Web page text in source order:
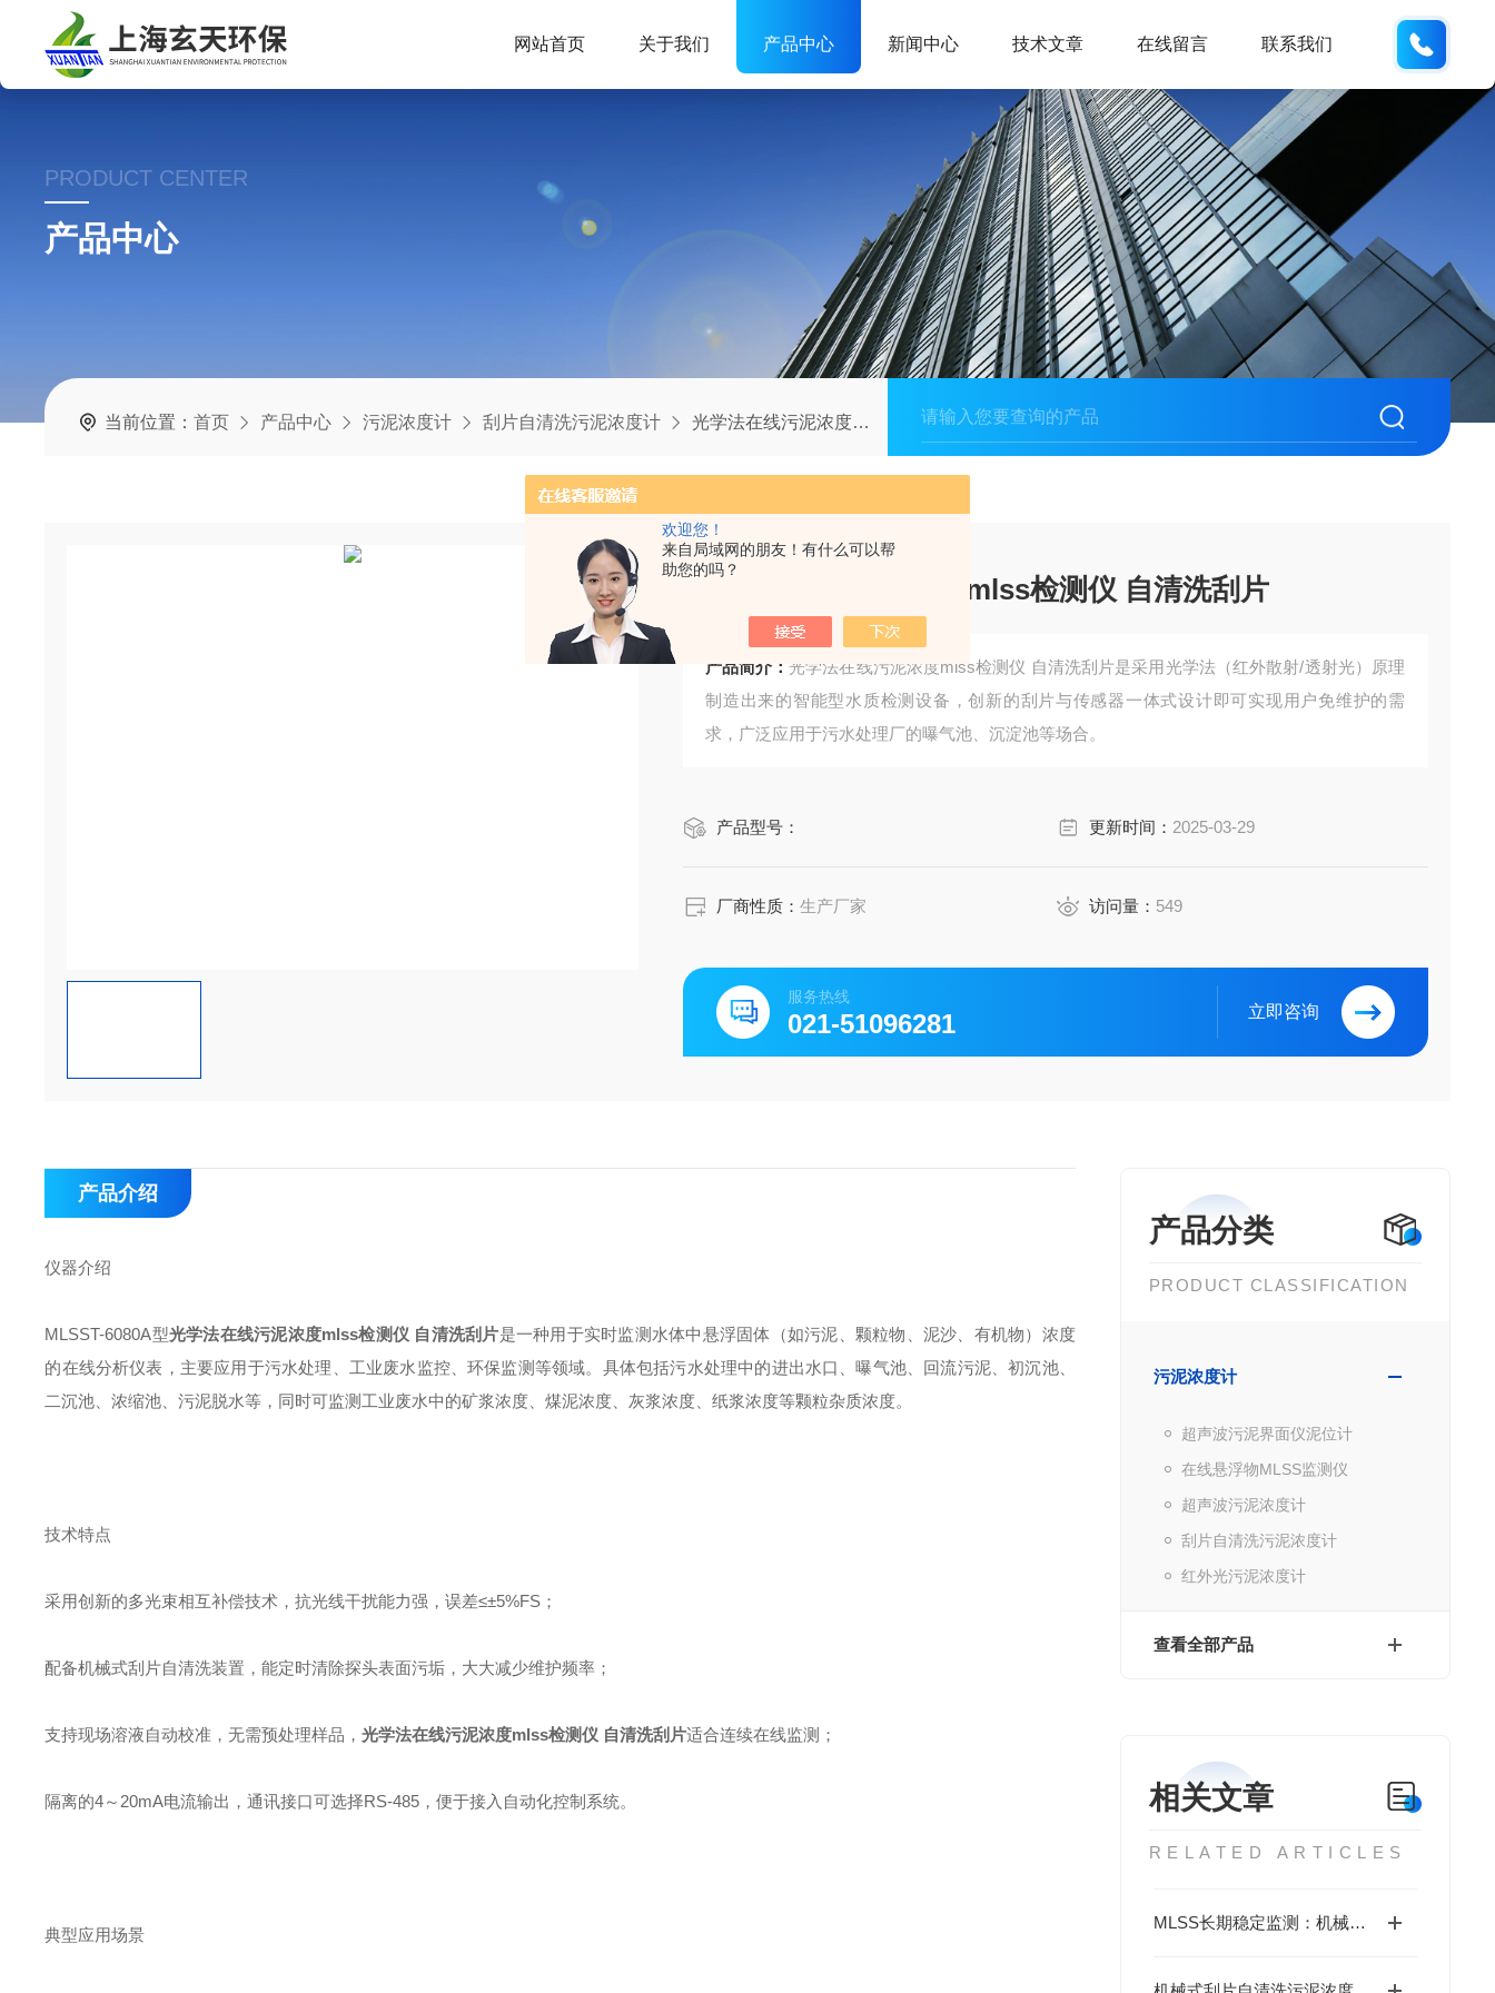
欢迎您！
来自局域网的朋友！有什么可以帮
助您的吗？
网站首页 关于我们 产品中心 新闻中心 技术文章 在线留言 联系我们
PRODUCT CENTER
产品中心
当前位置：首页 产品中心 污泥浓度计 刮片自清洗污泥浓度计 光学法在线污泥浓度mlss检测仪 自清洗刮片
光学法在线污泥浓度mlss检测仪 自清洗刮片
产品简介：光学法在线污泥浓度mlss检测仪 自清洗刮片是采用光学法（红外散射/透射光）原理
制造出来的智能型水质检测设备，创新的刮片与传感器一体式设计即可实现用户免维护的需
求，广泛应用于污水处理厂的曝气池、沉淀池等场合。
产品型号： 更新时间： 2025-03-29
厂商性质：生产厂家 访问量： 549
服务热线
021-51096281 立即咨询
产品分类
PRODUCT CLASSIFICATION
污泥浓度计
超声波污泥界面仪泥位计
在线悬浮物MLSS监测仪
超声波污泥浓度计
刮片自清洗污泥浓度计
红外光污泥浓度计
查看全部产品
相关文章
RELATED ARTICLES
MLSS长期稳定监测：机械式刮片自清洗污泥浓度计性能解析
产品介绍
仪器介绍
MLSST-6080A型光学法在线污泥浓度mlss检测仪 自清洗刮片是一种用于实时监测水体中悬浮固体（如污泥、颗粒物、泥沙、有机物）浓度
的在线分析仪表，主要应用于污水处理、工业废水监控、环保监测等领域。具体包括污水处理中的进出水口、曝气池、回流污泥、初沉池、
二沉池、浓缩池、污泥脱水等，同时可监测工业废水中的矿浆浓度、煤泥浓度、灰浆浓度、纸浆浓度等颗粒杂质浓度。
技术特点
采用创新的多光束相互补偿技术，抗光线干扰能力强，误差≤±5%FS；
配备机械式刮片自清洗装置，能定时清除探头表面污垢，大大减少维护频率；
支持现场溶液自动校准，无需预处理样品，光学法在线污泥浓度mlss检测仪 自清洗刮片适合连续在线监测；
隔离的4～20mA电流输出，通讯接口可选择RS-485，便于接入自动化控制系统。
典型应用场景